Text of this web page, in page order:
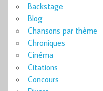
Backstage
Blog
Chansons par thème
Chroniques
Cinéma
Citations
Concours